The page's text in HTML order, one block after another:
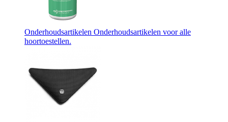
Onderhoudsartikelen Onderhoudsartikelen voor alle
hoortoestellen.